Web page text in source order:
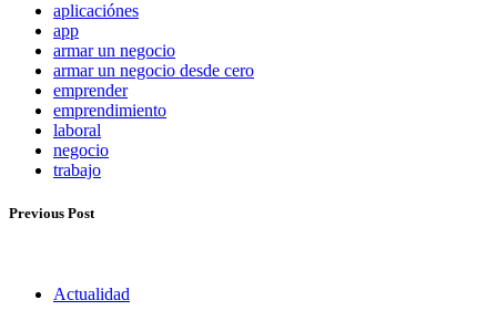
aplicaciónes
app
armar un negocio
armar un negocio desde cero
emprender
emprendimiento
laboral
negocio
trabajo
Previous Post
Actualidad